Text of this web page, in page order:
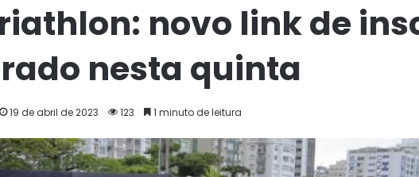
novo link de
nesta quinta
19 de abril de 2023 123 1 minuto de leitura